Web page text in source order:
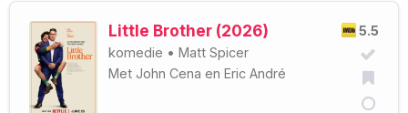
5.5
Little Brother (2026)
komedie • Matt Spicer
Met John Cena en Eric André